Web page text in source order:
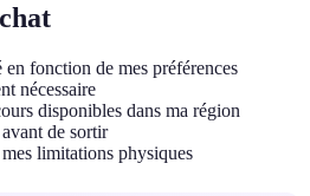
fonction de mes préférences
nécessaire
disponibles dans ma région
de sortir
limitations physiques